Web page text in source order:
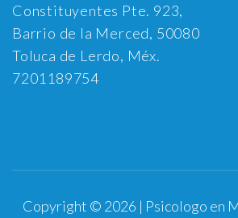
Constituyentes Pte. 923,
Barrio de la Merced, 50080
Toluca de Lerdo, Méx.
7201189754
Copyright © 2026 | Psicologo en